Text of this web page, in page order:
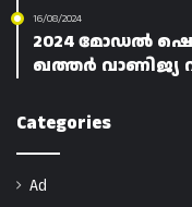
16/08/2024
2024 മോഡൽ
ഖത്തർ വാണിജ്യ
Categories
Ad